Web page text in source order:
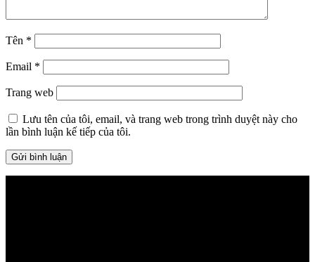
Tên *
Email *
Trang web
Lưu tên của tôi, email, và trang web trong trình duyệt này cho
lần bình luận kế tiếp của tôi.